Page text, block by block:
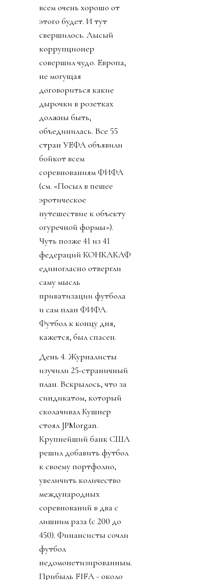
всем очень хорошо от
этого будет. И тут
свершилось. Лысый
коррупционер
совершил чудо. Европа,
не могущая
договориться какие
дырочки в розетках
должны быть,
объединилась. Все 55
стран УЕФА объявили
бойкот всем
соревнованиям ФИФА
(см. «Посыл в пешее
эротическое
путешествие к объекту
огуречной формы»).
Чуть позже 41 из 41
федераций КОНКАКАФ
единогласно отвергли
саму мысль
приватизации футбола
и сам план ФИФА.
Футбол к концу дня,
кажется, был спасен.
День 4. Журналисты
изучили 25-страничный
план. Вскрылось, что за
синдикатом, который
сколачивал Кушнер
стоял JPMorgan.
Крупнейший банк США
решил добавить футбол
к своему портфолио,
увеличить количество
международных
соревнований в два с
лишним раза (с 200 до
450). Финансисты сочли
футбол
недомонетизированным.
Прибыль FIFA - около